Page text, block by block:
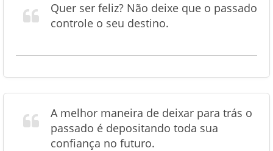
Quer ser feliz? Não deixe que o passado
controle o seu destino.
A melhor maneira de deixar para trás o
passado é depositando toda sua
confiança no futuro.